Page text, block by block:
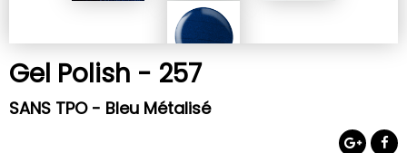
Gel Polish - 257
SANS TPO - Bleu Métalisé